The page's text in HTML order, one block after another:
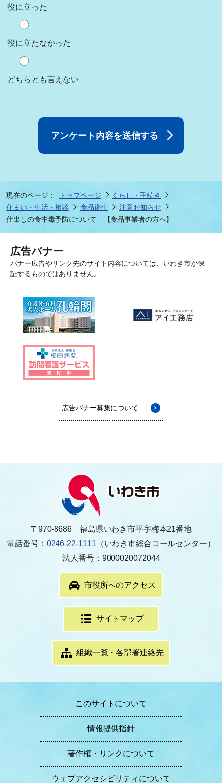
役に立った
役に立たなかった
どちらとも言えない
現在のページ： トップページ
くらし・手続き
住まい・生活・相談
食品衛生
注意お知らせ
仕出しの食中毒予防について 【食品事業者の方へ】
広告バナー
バナー広告やリンク先のサイト内容については、いわき市が保
証するものではありません。
広告バナー募集について
〒970-8686 福島県いわき市平字梅本21番地
電話番号： 0246-22-1111 （いわき市総合コールセンター）
法人番号：9000020072044
市役所へのアクセス
サイトマップ
組織一覧・各部署連絡先
このサイトについて
情報提供指針
著作権・リンクについて
ウェブアクセシビリティについて